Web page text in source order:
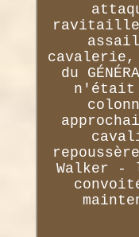
cavalerie,
du
n'était
Walker -